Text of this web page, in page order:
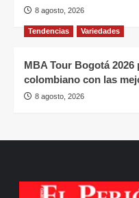
8 agosto, 2026
Tendencias Variedades
MBA Tour Bogotá
colombiano con las
8 agosto, 2026